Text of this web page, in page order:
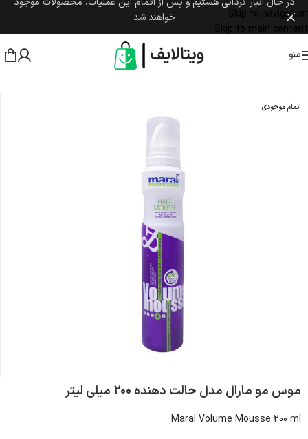
Skip to navigation
Skip to main content
خواهند شد
منو
اسپری مو
اتمام موجودی
موس مو مارال مدل حالت دهنده ۲۰۰ میلی لیتر
Maral Volume Mousse 200 ml